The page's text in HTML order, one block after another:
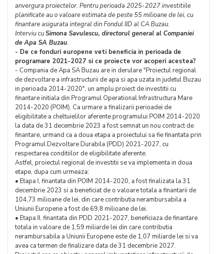
anvergura proiectelor. Pentru perioada 2025-2027 investitiile
planificate au o valoare estimata de peste 55 milioane de lei, cu
finantare asigurata integral din Fondul IID al CA Buzau.
Interviu cuSimona Savulescu, directorul general al Companiei
de Apa SA Buzau.
- De ce fonduri europene veti beneficia in perioada de
programare 2021-2027 si ce proiecte vor acoperi acestea?
- Compania de Apa SA Buzau are in derulare "Proiectul regional
de dezvoltare a infrastructurii de apa si apa uzata in judetul Buzau
in perioada 2014-2020", un amplu proiect de investitii cu
finantare initiala din Programul Operational Infrastructura Mare
2014-2020 (POIM). Ca urmare a finalizarii perioadei de
eligibilitate a cheltuielilor aferente programului POIM 2014-2020
la data de 31 decembrie 2023 a fost semnat un nou contract de
finantare, urmand ca a doua etapa a proiectului sa fie finantata prin
Programul Dezvoltare Durabila (PDD) 2021-2027, cu
respectarea conditiilor de eligibilitate aferente.
Astfel, proiectul regional de investitii se va implementa in doua
etape, dupa cum urmeaza:
• Etapa I, finantata din POIM 2014-2020, a fost finalizata la 31
decembrie 2023 si a beneficiat de o valoare totala a finantarii de
104,73 milioane de lei, din care contributia nerambursabila a
Uniunii Europene a fost de 69,8 milioane de lei.
• Etapa II, finantata din PDD 2021-2027, beneficiaza de finantare
totala in valoare de 1,59 miliarde lei din care contributia
nerambursabila a Uniunii Europene este de 1,07 miliarde lei si va
avea ca termen de finalizare data de 31 decembrie 2027.